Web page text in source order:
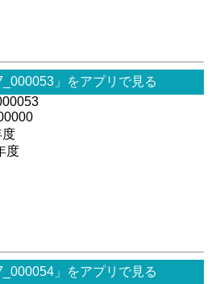
」をアプリで見る
度
」をアプリで見る